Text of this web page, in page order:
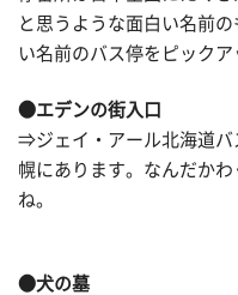
と思うような面白い名前
い名前のバス停をピックア
●エデンの街入口
⇒ジェイ・アール北海道バ
幌にあります。なんだか
ね。
●犬の墓